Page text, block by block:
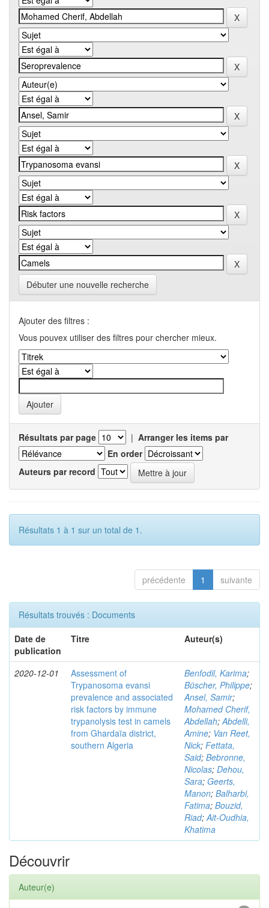
Débuter une nouvelle recherche
Ajouter des filtres :
Vous pouvex utiliser des filtres pour chercher mieux.
Résultats par page | Arranger les items par
En order
Auteurs par record
Résultats 1 à 1 sur un total de 1.
précédente 1 suivante
Résultats trouvés : Documents
Date de
publication
Titre Auteur(s)
2020-12-01
Assessment of
Trypanosoma evansi
prevalence and associated
risk factors by immune
trypanolysis test in camels
from Ghardaïa district,
southern Algeria
Benfodil, Karima;
Büscher, Philippe;
Ansel, Samir;
Mohamed Cherif,
Abdellah;Abdelli,
Amine; Van Reet,
Nick; Fettata,
Said; Bebronne,
Nicolas; Dehou,
Sara; Geerts,
Manon; Balharbi,
Fatima; Bouzid,
Riad;Ait-Oudhia,
Khatima
Découvrir
Auteur(e)